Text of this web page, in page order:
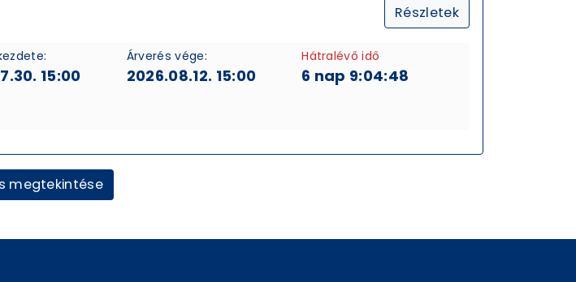
Részletek
15:00
Árverés vége:
2026.08.12. 15:00
Hátralévő idő
6 nap 9:04:48
megtekintése